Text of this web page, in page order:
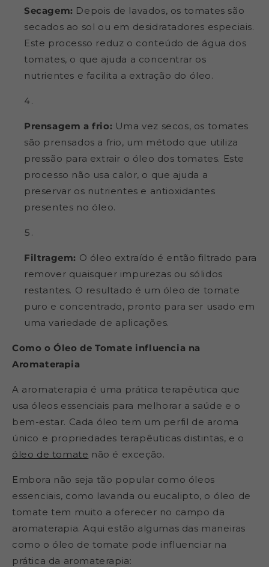
Secagem: Depois de lavados, os tomates são
secados ao sol ou em desidratadores especiais.
Este processo reduz o conteúdo de água dos
tomates, o que ajuda a concentrar os
nutrientes e facilita a extração do óleo.
Prensagem a frio: Uma vez secos, os tomates
são prensados a frio, um método que utiliza
pressão para extrair o óleo dos tomates. Este
processo não usa calor, o que ajuda a
preservar os nutrientes e antioxidantes
presentes no óleo.
Filtragem: O óleo extraído é então filtrado para
remover quaisquer impurezas ou sólidos
restantes. O resultado é um óleo de tomate
puro e concentrado, pronto para ser usado em
uma variedade de aplicações.
Como o Óleo de Tomate influencia na
Aromaterapia
A aromaterapia é uma prática terapêutica que
usa óleos essenciais para melhorar a saúde e o
bem-estar. Cada óleo tem um perfil de aroma
único e propriedades terapêuticas distintas, e o
óleo de tomate não é exceção.
Embora não seja tão popular como óleos
essenciais, como lavanda ou eucalipto, o óleo de
tomate tem muito a oferecer no campo da
aromaterapia. Aqui estão algumas das maneiras
como o óleo de tomate pode influenciar na
prática da aromaterapia: